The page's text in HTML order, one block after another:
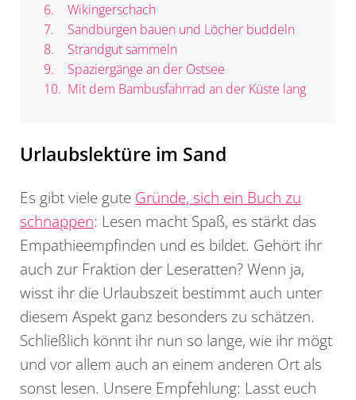
Wikingerschach
Sandburgen bauen und Löcher buddeln
Strandgut sammeln
Spaziergänge an der Ostsee
Mit dem Bambusfahrrad an der Küste lang
Urlaubslektüre im Sand
Es gibt viele gute Gründe, sich ein Buch zu
schnappen: Lesen macht Spaß, es stärkt das
Empathieempfinden und es bildet. Gehört ihr
auch zur Fraktion der Leseratten? Wenn ja,
wisst ihr die Urlaubszeit bestimmt auch unter
diesem Aspekt ganz besonders zu schätzen.
Schließlich könnt ihr nun so lange, wie ihr mögt
und vor allem auch an einem anderen Ort als
sonst lesen. Unsere Empfehlung: Lasst euch